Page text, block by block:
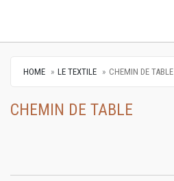
HOME LE TEXTILE CHEMIN DE TABLE
CHEMIN DE TABLE